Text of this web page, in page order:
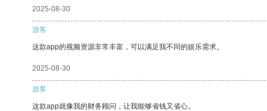
2025-08-30
游客
这款app的视频资源非常丰富，可以满足我不同的娱乐需求。
2025-08-30
游客
这款app就像我的财务顾问，让我能够省钱又省心。